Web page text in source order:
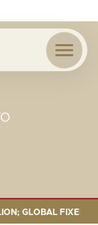
FIXED